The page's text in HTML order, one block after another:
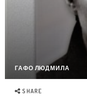
ГАФО ЛЮДМИЛА
SHARE